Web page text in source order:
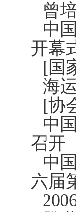
曾
中
开幕
[国
海
[协
中
召开
中
六届